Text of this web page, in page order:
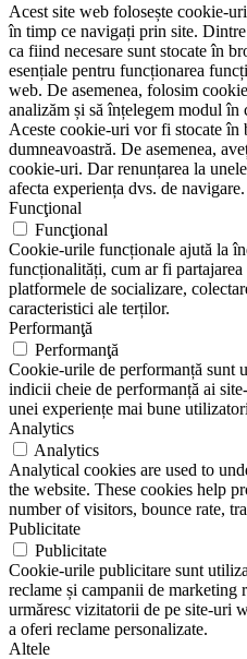
Acest site web folosește cookie-
în timp ce navigați prin site.
ca fiind necesare sunt stocate în
esențiale pentru funcționarea
web. De asemenea, folosim
analizăm și să înțelegem modul în
Aceste cookie-uri vor fi stocate
dumneavoastră. De asemenea,
cookie-uri. Dar renunțarea la
afecta experiența dvs. de navigare.
Funcţional
Funcţional
Cookie-urile funcționale ajută la
funcționalități, cum ar fi
platformele de socializare,
caracteristici ale terților.
Performanţă
Performanţă
Cookie-urile de performanță sunt
indicii cheie de performanță ai
unei experiențe mai bune
Analytics
Analytics
Analytical cookies are used to
the website. These cookies help
number of visitors, bounce rate,
Publicitate
Publicitate
Cookie-urile publicitare sunt
reclame și campanii de marketing
urmăresc vizitatorii de pe site-uri
a oferi reclame personalizate.
Altele